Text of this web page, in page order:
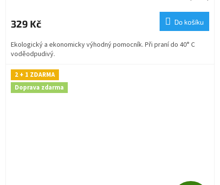
M
A
329 Kč Do košíku
Ekologický a ekonomicky výhodný pomocník. Při praní do 40° C
voděodpudivý.
2 + 1 ZDARMA
Doprava zdarma